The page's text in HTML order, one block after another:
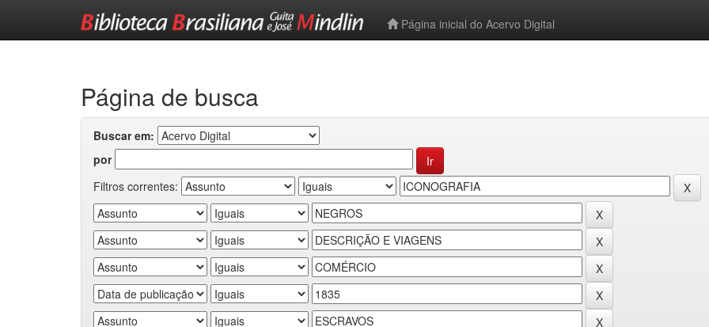
Página inicial do Acervo Digital
Página de busca
Buscar em:
por
Filtros correntes: